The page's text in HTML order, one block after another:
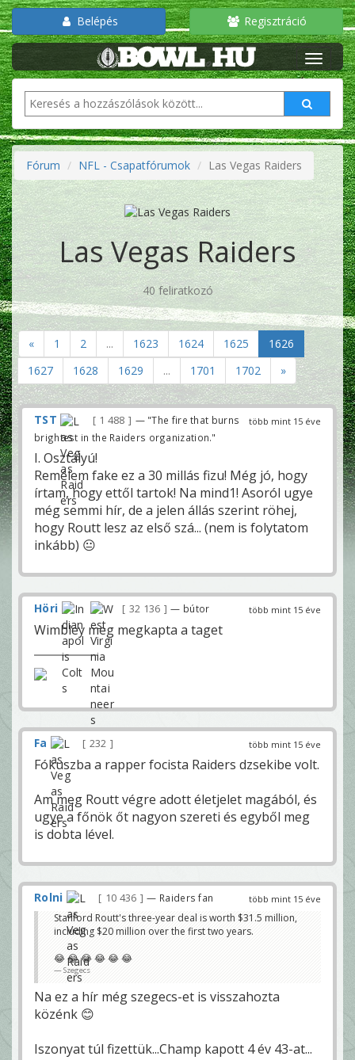
Belépés Regisztráció
Fórum NFL - Csapatfórumok Las Vegas Raiders
Las Vegas Raiders
40 feliratkozó
« 1 2 ... 1623 1624 1625
1626
1627
1628 1629 ... 1701 1702 »
több mint 15 éve
TST 1 488
— "The fire that burns
brightest in the Raiders organization."
I. Osztályú!
Remélem fake ez a 30 millás fizu! Még jó, hogy
írtam, hogy ettől tartok! Na mind1! Asoról ugye
még semmi hír, de a jelen állás szerint röhej,
hogy Routt lesz az első szá... (nem is folytatom
inkább) 😐
több mint 15 éve
Höri 32 136 — bútor
Wimbley meg megkapta a taget
több mint 15 éve
Fa 232
Fókuszba a rapper focista Raiders dzsekibe volt.
Am meg Routt végre adott életjelet magából, és
ugye a főnök őt nagyon szereti és egyből meg
is dobta lével.
több mint 15 éve
Rolni 10 436 — Raiders fan
Stanford Routt's three-year deal is worth $31.5 million,
including $20 million over the first two years.
😂 😂 😂 😂 😂 😂
Szegecs
Na ez a hír még szegecs-et is visszahozta
közénk 😊
Iszonyat túl fizettük...Champ kapott 4 év 43-at...